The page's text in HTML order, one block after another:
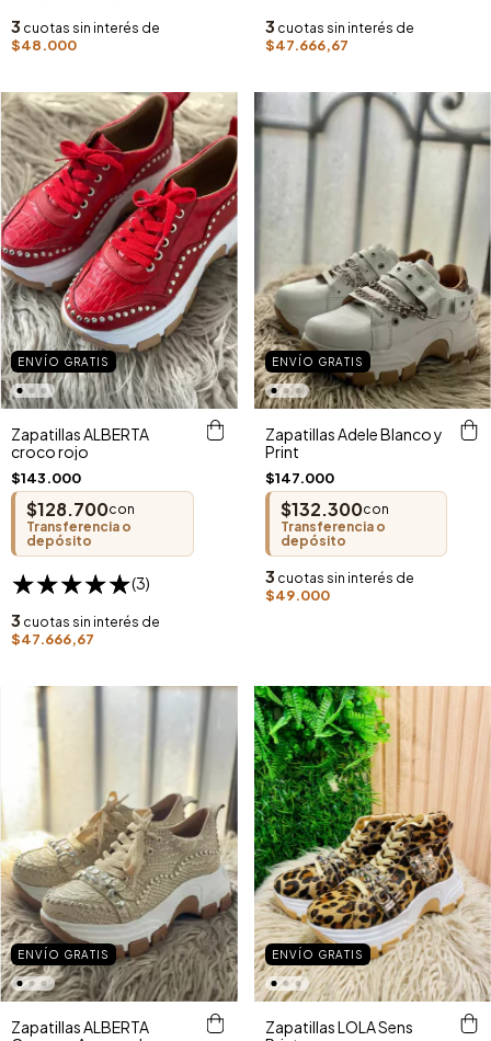
3 cuotas sin interés de
$48.000
3 cuotas sin interés de
$47.666,67
ENVÍO GRATIS
Zapatillas ALBERTA
croco rojo
$143.000
$128.700con
Transferencia o
depósito
(3)
3 cuotas sin interés de
$47.666,67
ENVÍO GRATIS
Zapatillas Adele Blanco y
Print
$147.000
$132.300con
Transferencia o
depósito
3 cuotas sin interés de
$49.000
ENVÍO GRATIS
Zapatillas ALBERTA
ENVÍO GRATIS
Zapatillas LOLA Sens